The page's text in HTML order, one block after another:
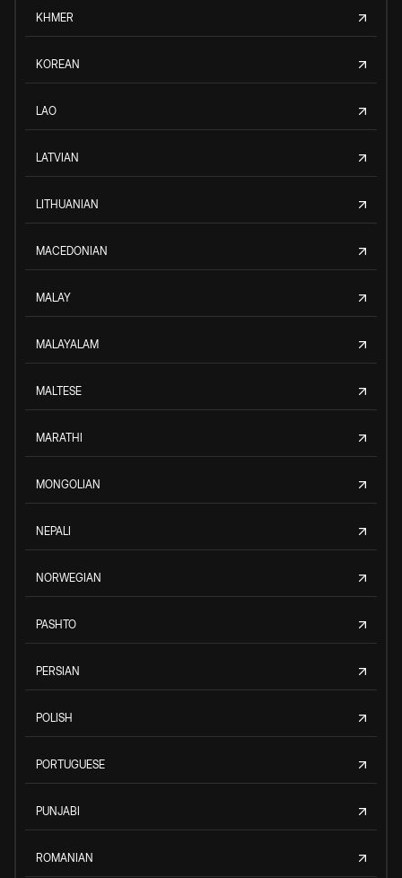
KHMER
KOREAN
LAO
LATVIAN
LITHUANIAN
MACEDONIAN
MALAY
MALAYALAM
MALTESE
MARATHI
MONGOLIAN
NEPALI
NORWEGIAN
PASHTO
PERSIAN
POLISH
PORTUGUESE
PUNJABI
ROMANIAN